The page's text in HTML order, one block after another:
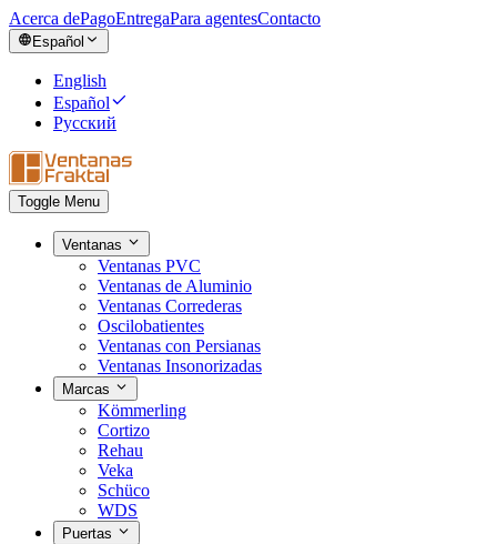
Acerca dePagoEntregaPara agentesContacto
Español
English
Español
Русский
Toggle Menu
Ventanas
Ventanas PVC
Ventanas de Aluminio
Ventanas Correderas
Oscilobatientes
Ventanas con Persianas
Ventanas Insonorizadas
Marcas
Kömmerling
Cortizo
Rehau
Veka
Schüco
WDS
Puertas